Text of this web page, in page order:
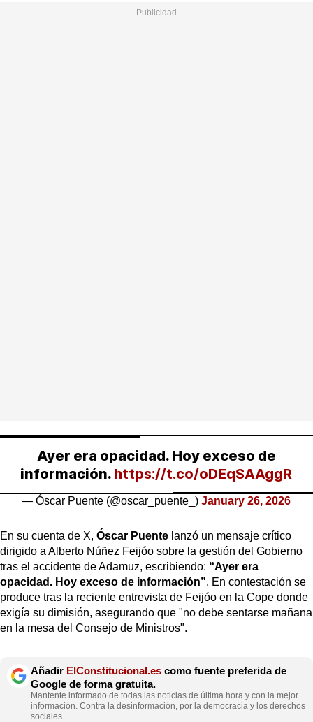
Ayer era opacidad. Hoy exceso de
información. https://t.co/oDEqSAAggR
— Óscar Puente (@oscar_puente_)January 26, 2026
En su cuenta de X, Óscar Puente lanzó un mensaje crítico
dirigido a Alberto Núñez Feijóo sobre la gestión del Gobierno
tras el accidente de Adamuz, escribiendo: “Ayer era
opacidad. Hoy exceso de información”. En contestación se
produce tras la reciente entrevista de Feijóo en la Cope donde
exigía su dimisión, asegurando que "no debe sentarse mañana
en la mesa del Consejo de Ministros".
Añadir ElConstitucional.es como fuente preferida de
Google de forma gratuita.
Mantente informado de todas las noticias de última hora y con la mejor
información. Contra la desinformación, por la democracia y los derechos
sociales.